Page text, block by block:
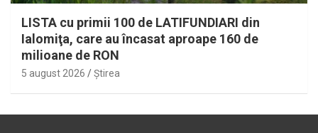
LISTA cu primii 100 de LATIFUNDIARI din
Ialomiţa, care au încasat aproape 160 de
milioane de RON
5 august 2026 Ştirea